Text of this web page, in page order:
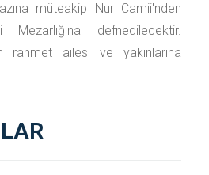
müteakip Nur Camii'nden
Mezarlığına defnedilecektir.
rahmet ailesi ve yakınlarına